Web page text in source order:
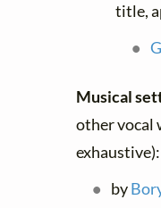
title,
Musical
other vocal
exhaustive):
by